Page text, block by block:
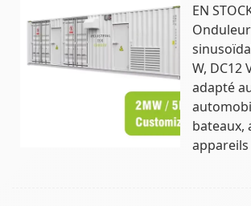
EN
W, DC12
adapté
bateaux,
appareils